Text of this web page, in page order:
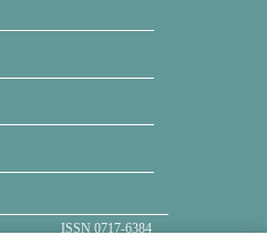
ISSN 0717-6384